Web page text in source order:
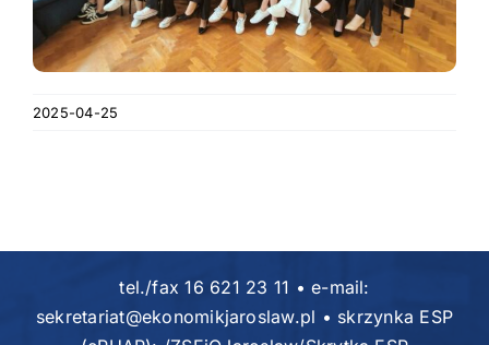
2025-04-25
tel./fax 16 621 23 11 • e-mail:
sekretariat@ekonomikjaroslaw.pl • skrzynka ESP